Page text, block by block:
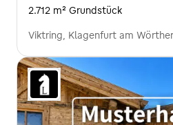
2.712 m² Grundstück
Viktring, Klagenfurt am